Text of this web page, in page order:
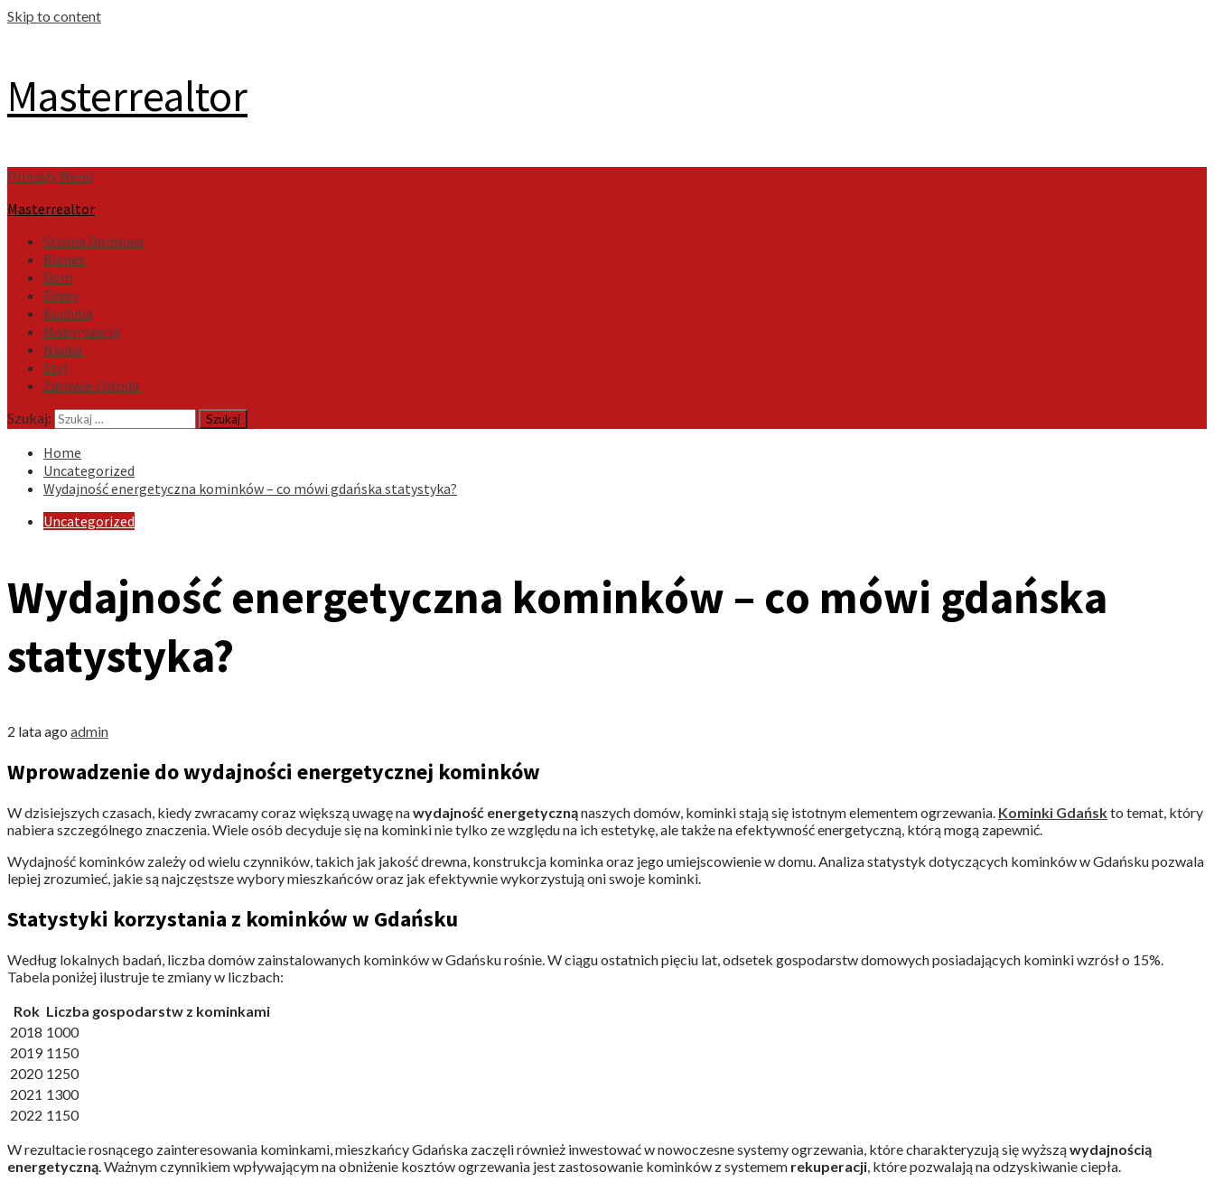
Skip to content
Masterrealtor
Primary Menu
Masterrealtor
Strona Domowa
Biznes
Dom
Firmy
Kuchnia
Motoryzacja
Nauka
Styl
Zdrowie i Uroda
Szukaj:
Home
Uncategorized
Wydajność energetyczna kominków – co mówi gdańska statystyka?
Uncategorized
Wydajność energetyczna kominków – co mówi gdańska
statystyka?
2 lata ago admin
Wprowadzenie do wydajności energetycznej kominków
W dzisiejszych czasach, kiedy zwracamy coraz większą uwagę nawydajność energetycznąnaszych domów, kominki stają się istotnym elementem ogrzewania. Kominki Gdańskto temat, który
nabiera szczególnego znaczenia. Wiele osób decyduje się na kominki nie tylko ze względu na ich estetykę, ale także na efektywność energetyczną, którą mogą zapewnić.
Wydajność kominków zależy od wielu czynników, takich jak jakość drewna, konstrukcja kominka oraz jego umiejscowienie w domu. Analiza statystyk dotyczących kominków w Gdańsku pozwala
lepiej zrozumieć, jakie są najczęstsze wybory mieszkańców oraz jak efektywnie wykorzystują oni swoje kominki.
Statystyki korzystania z kominków w Gdańsku
Według lokalnych badań, liczba domów zainstalowanych kominków w Gdańsku rośnie. W ciągu ostatnich pięciu lat, odsetek gospodarstw domowych posiadających kominki wzrósł o 15%.
Tabela poniżej ilustruje te zmiany w liczbach:
Rok Liczba gospodarstw z kominkami
2018 1000
2019 1150
2020 1250
2021 1300
2022 1150
W rezultacie rosnącego zainteresowania kominkami, mieszkańcy Gdańska zaczęli również inwestować w nowoczesne systemy ogrzewania, które charakteryzują się wyższąwydajnością
energetyczną . Ważnym czynnikiem wpływającym na obniżenie kosztów ogrzewania jest zastosowanie kominków z systemem rekuperacji , które pozwalają na odzyskiwanie ciepła.